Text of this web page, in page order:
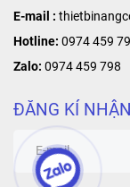
E-mail :
Hotline: 0974 459
Zalo: 0974 459 798
ĐĂNG KÍ